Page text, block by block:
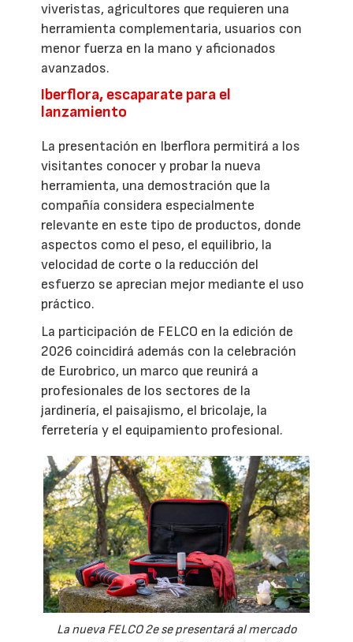
viveristas, agricultores que requieren una
herramienta complementaria, usuarios con
menor fuerza en la mano y aficionados
avanzados.
Iberflora, escaparate para el
lanzamiento
La presentación en Iberflora permitirá a los
visitantes conocer y probar la nueva
herramienta, una demostración que la
compañía considera especialmente
relevante en este tipo de productos, donde
aspectos como el peso, el equilibrio, la
velocidad de corte o la reducción del
esfuerzo se aprecian mejor mediante el uso
práctico.
La participación de FELCO en la edición de
2026 coincidirá además con la celebración
de Eurobrico, un marco que reunirá a
profesionales de los sectores de la
jardinería, el paisajismo, el bricolaje, la
ferretería y el equipamiento profesional.
La nueva FELCO 2e se presentará al mercado